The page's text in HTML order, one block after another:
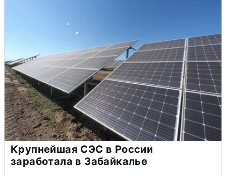
Крупнейшая СЭС в России
заработала в Забайкалье